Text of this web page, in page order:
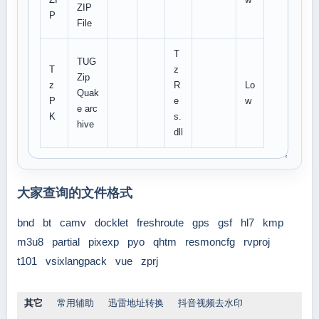
P
ZIP
File
T
z
P
K
TUG
Zip
Quak
e arc
hive
T
z
R
e
s.
dll
Lo
w
大家查询的文件格式
bnd bt camv docklet freshroute gps gsf hl7
kmp
m3u8
partial pixexp pyo qhtm resmoncfg
rvproj
t101
vsixlangpack vue zprj
其它 常用辅助 迅雷地址转换 抖音视频去水印